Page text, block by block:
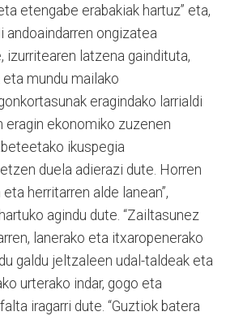
etengabe erabakiak hartuz” eta,
andoaindarren ongizatea
izurritearen latzena gaindituta,
eta mundu mailako
eragindako larrialdi
eragin ekonomiko zuzenen
ikuspegia
duela adierazi dute. Horren
herritarren alde lanean”,
agindu dute. “Zailtasunez
lanerako eta itxaropenerako
galdu jeltzaleen udal-taldeak eta
urterako indar, gogo eta
iragarri dute. “Guztiok batera